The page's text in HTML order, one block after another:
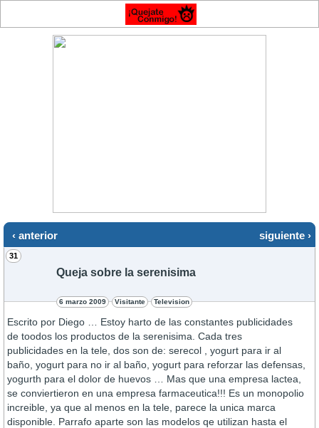
‹ anterior siguiente ›
31
Queja sobre la serenisima
6 marzo 2009 Visitante Television
Escrito por Diego … Estoy harto de las constantes publicidades
de toodos los productos de la serenisima. Cada tres
publicidades en la tele, dos son de: serecol , yogurt para ir al
baño, yogurt para no ir al baño, yogurt para reforzar las defensas,
yogurth para el dolor de huevos … Mas que una empresa lactea,
se conviertieron en una empresa farmaceutica!!! Es un monopolio
increible, ya que al menos en la tele, parece la unica marca
disponible. Parrafo aparte son las modelos qe utilizan hasta el